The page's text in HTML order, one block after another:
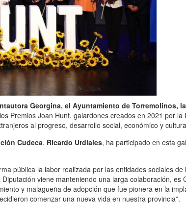
Georgina, el Ayuntamiento de Torremolinos,
Premios Joan Hunt, galardones creados en 2021 por la
al progreso, desarrollo social, económico y
Cudeca, Ricardo Urdiales, ha participado en esta
pública la labor realizada por las entidades sociales
viene manteniendo una larga colaboración, es
y malagueña de adopción que fue pionera en la
comenzar una nueva vida en nuestra provincia”.